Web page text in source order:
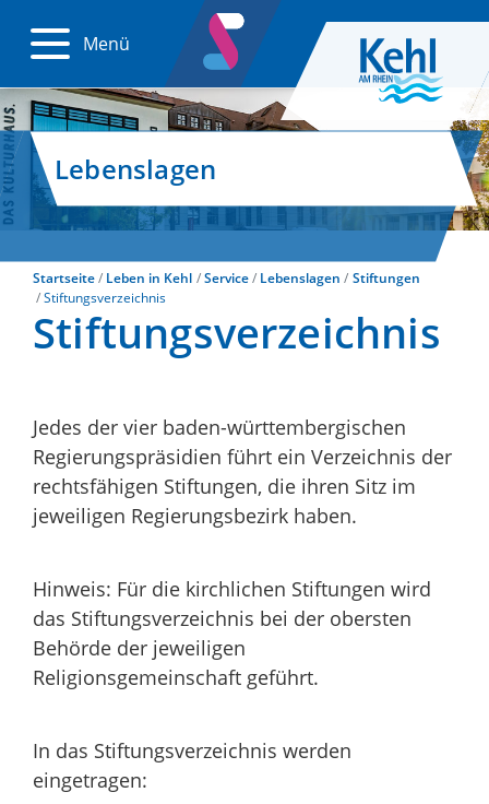
Menü
Lebenslagen
Startseite Leben in Kehl Service Lebenslagen
Stiftungen
Stiftungsverzeichnis
Stiftungsverzeichnis
Jedes der vier baden-württembergischen
Regierungspräsidien führt ein Verzeichnis der
rechtsfähigen Stiftungen, die ihren Sitz im
jeweiligen Regierungsbezirk haben.
Hinweis: Für die kirchlichen Stiftungen wird
das Stiftungsverzeichnis bei der obersten
Behörde der jeweiligen
Religionsgemeinschaft geführt.
In das Stiftungsverzeichnis werden
eingetragen: